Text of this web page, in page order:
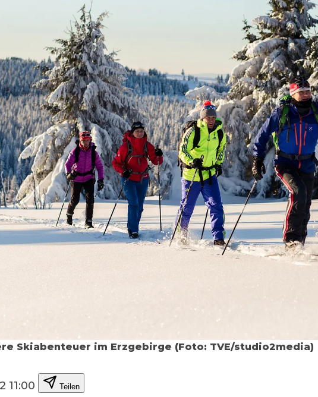
Skiabenteuer im Erzgebirge (Foto: TVE/studio2media)
11:00 Teilen